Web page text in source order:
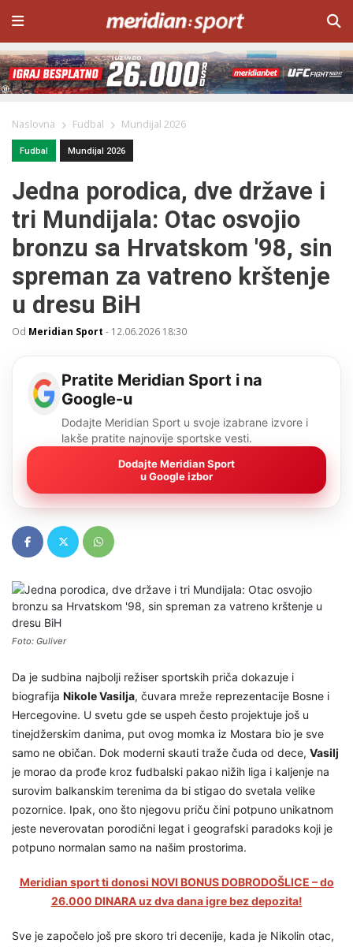
Naslovna Fudbal Mundijal 2026
Fudbal Mundijal 2026
Jedna porodica, dve države i
tri Mundijala: Otac osvojio
bronzu sa Hrvatskom '98, sin
spreman za vatreno krštenje
u dresu BiH
Od Meridian Sport - 12.06.2026 18:30
Pratite Meridian Sport i na
Google-u
Dodajte Meridian Sport u svoje izabrane izvore i
lakše pratite najnovije sportske vesti.
Dodajte Meridian Sport
u Google izbor
Foto: Guliver
Da je sudbina najbolji režiser sportskih priča dokazuje i
biografija Nikole Vasilja, čuvara mreže reprezentacije Bosne i
Hercegovine. U svetu gde se uspeh često projektuje još u
tinejdžerskim danima, put ovog momka iz Mostara bio je sve
samo ne običan. Dok moderni skauti traže čuda od dece, Vasilj
je morao da prođe kroz fudbalski pakao nižih liga i kaljenje na
surovim balkanskim terenima da bi stigao do svetala velike
pozornice. Ipak, ono što njegovu priču čini potpuno unikatnom
jeste neverovatan porodični legat i geografski paradoks koji je
potpuno normalan samo na našim prostorima.
Meridian sport ti donosi NOVI BONUS DOBRODOŠLICE – do
26.000 DINARA uz dva dana igre bez depozita!
Sve je započelo još pre skoro tri decenije, kada je Nikolin otac,